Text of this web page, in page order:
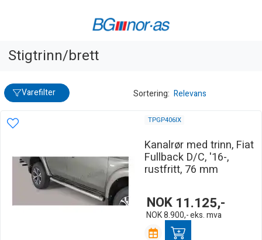
Stigtrinn/brett
Varefilter Sortering: Relevans
TPGP406IX
Kanalrør med trinn, Fiat
Fullback D/C, '16-,
rustfritt, 76 mm
NOK 11.125,-
NOK8.900,-eks. mva